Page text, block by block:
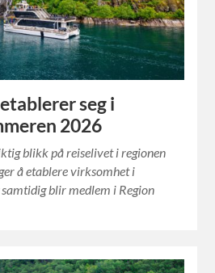
seg i
2026
blikk på reiselivet i regionen
å etablere virksomhet i
blir medlem i Region